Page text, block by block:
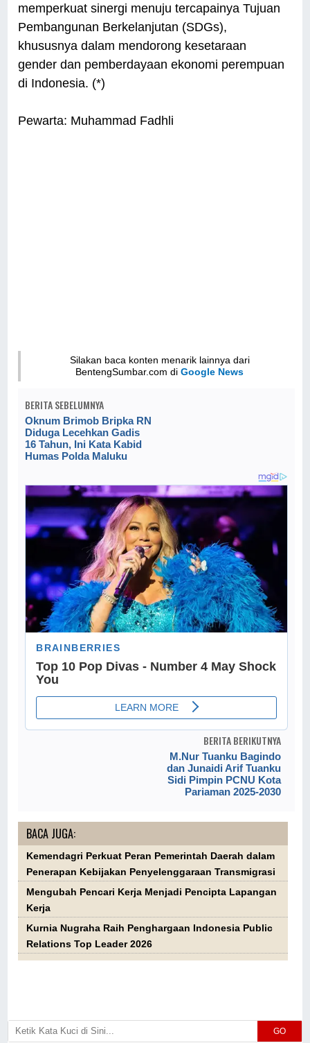
memperkuat sinergi menuju tercapainya Tujuan
Pembangunan Berkelanjutan (SDGs),
khususnya dalam mendorong kesetaraan
gender dan pemberdayaan ekonomi perempuan
di Indonesia. (*)
Pewarta: Muhammad Fadhli
Silakan baca konten menarik lainnya dari
BentengSumbar.com diGoogle News
BERITA SEBELUMNYA
Oknum Brimob Bripka RN
Diduga Lecehkan Gadis
16 Tahun, Ini Kata Kabid
Humas Polda Maluku
BERITA BERIKUTNYA
M.Nur Tuanku Bagindo
dan Junaidi Arif Tuanku
Sidi Pimpin PCNU Kota
Pariaman 2025-2030
BACA JUGA:
Kemendagri Perkuat Peran Pemerintah Daerah dalam
Penerapan Kebijakan Penyelenggaraan Transmigrasi
Mengubah Pencari Kerja Menjadi Pencipta Lapangan
Kerja
Kurnia Nugraha Raih Penghargaan Indonesia Public
Relations Top Leader 2026
GO